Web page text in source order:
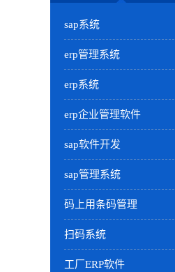
sap系统
erp管理系统
erp系统
erp企业管理软件
sap软件开发
sap管理系统
码上用条码管理
扫码系统
工厂ERP软件